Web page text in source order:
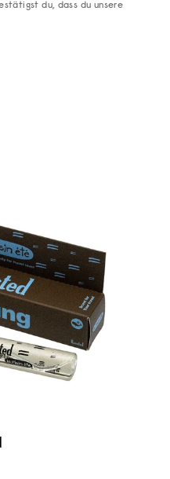
du, dass du unsere